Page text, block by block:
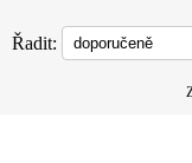
Řadit: